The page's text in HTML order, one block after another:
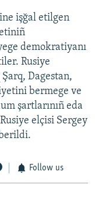
işğal etilgen
demokratiyanı
Rusiye
Dagestan,
bermege ve
şartlarınıñ eda
elçisi Sergey
Follow us